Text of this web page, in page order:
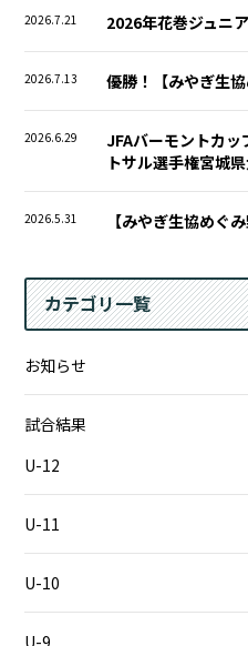
2026.7.21 2026年花巻ジュニ
2026.7.13 優勝！【みやぎ生
2026.6.29
JFAバーモントカッ
トサル選手権宮城
2026.5.31 【みやぎ生協めぐ
カテゴリ一覧
お知らせ
試合結果
U-12
U-11
U-10